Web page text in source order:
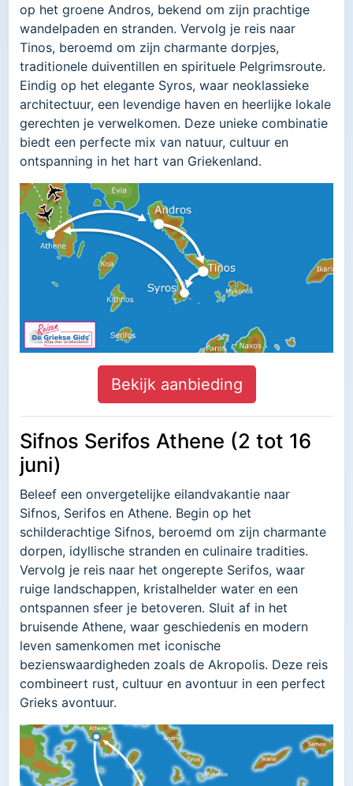
op het groene Andros, bekend om zijn prachtige
wandelpaden en stranden. Vervolg je reis naar
Tinos, beroemd om zijn charmante dorpjes,
traditionele duiventillen en spirituele Pelgrimsroute.
Eindig op het elegante Syros, waar neoklassieke
architectuur, een levendige haven en heerlijke lokale
gerechten je verwelkomen. Deze unieke combinatie
biedt een perfecte mix van natuur, cultuur en
ontspanning in het hart van Griekenland.
Bekijk aanbieding
Sifnos Serifos Athene (2 tot 16
juni)
Beleef een onvergetelijke eilandvakantie naar
Sifnos, Serifos en Athene. Begin op het
schilderachtige Sifnos, beroemd om zijn charmante
dorpen, idyllische stranden en culinaire tradities.
Vervolg je reis naar het ongerepte Serifos, waar
ruige landschappen, kristalhelder water en een
ontspannen sfeer je betoveren. Sluit af in het
bruisende Athene, waar geschiedenis en modern
leven samenkomen met iconische
bezienswaardigheden zoals de Akropolis. Deze reis
combineert rust, cultuur en avontuur in een perfect
Grieks avontuur.